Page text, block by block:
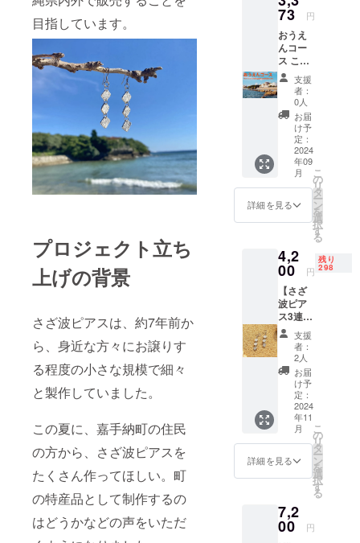
目指しています。
プロジェクト立ち
上げの背景
さざ波ピアスは、約7年前か
ら、身近な方々にお譲りす
る程度の小さな規模で細々
と製作していました。
この夏に、嘉手納町の住民
の方から、さざ波ピアスを
たくさん作ってほしい。町
の特産品として制作するの
はどうかなどの声をいただ
73 円
おうえ
んコー
ス こち
らのご
支援に
はリ
ターン
費用が
かから
ないた
め、手
数料を
引いた
全額が
錫ピア
ス運営
てられ
ます。
ネット
ショッ
プBlog
記事に
お名前
を記載
いたし
ます。
※50音
順・敬
称略 お
名前掲
載期間:
事業が
存続す
3373.th
eshop.j
p/blog/2
支援
者：
0人
お届
け予
定：
2024
年09
月
詳細を見る
こ
の
リ
タ
ー
ン
を
選
択
す
る
4,2
00 円
残り
298
【さざ
波ピア
ス3連】
さざ波
ピアス3
連バー
ジョン
を1セッ
トお送
りしま
す。 ピ
アスの
台紙は
沖縄県
嘉手納
町出身
ティス
トMiku
による
支援
者：
2人
お届
け予
定：
2024
年11
月
詳細を見る
こ
の
リ
タ
ー
ン
を
選
択
す
る
7,2
00 円